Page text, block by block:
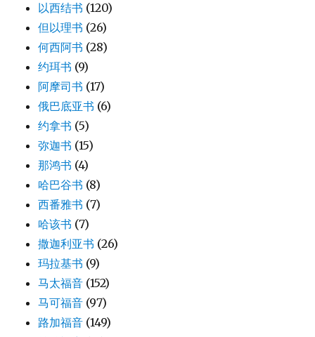
以西结书 (120)
但以理书 (26)
何西阿书 (28)
约珥书 (9)
阿摩司书 (17)
俄巴底亚书 (6)
约拿书 (5)
弥迦书 (15)
那鸿书 (4)
哈巴谷书 (8)
西番雅书 (7)
哈该书 (7)
撒迦利亚书 (26)
玛拉基书 (9)
马太福音 (152)
马可福音 (97)
路加福音 (149)